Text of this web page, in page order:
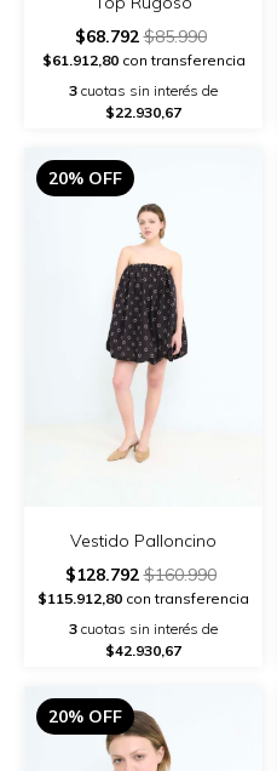
$68.792$85.990
$61.912,80con transferencia
3 cuotas sin interés de
$22.930,67
20% OFF
Vestido Palloncino
$128.792$160.990
$115.912,80 con transferencia
3 cuotas sin interés de
$42.930,67
20% OFF